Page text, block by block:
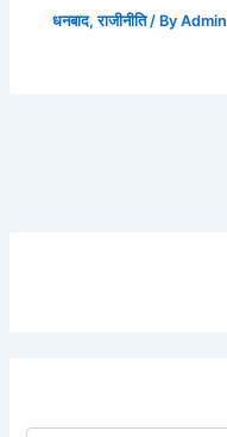
धनबाद,राजीनीति/ ByAdmin